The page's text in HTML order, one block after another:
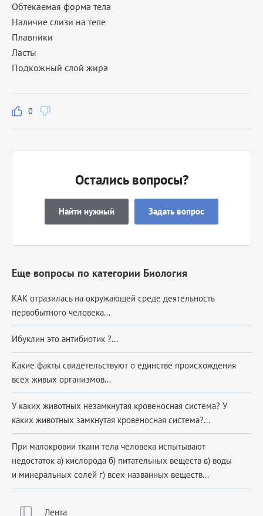
Лента
Обтекаемая форма тела
Наличие слизи на теле
Плавники
Ласты
Подкожный слой жира
0
Остались вопросы?
Найти нужный Задать вопрос
Еще вопросы по категории Биология
КАК отразилась на окружающей среде деятельность
первобытного человека...
Ибуклин это антибиотик ?...
Какие факты свидетельствуют о единстве происхождения
всех живых организмов...
У каких животных незамкнутая кровеносная система? У
каких животных замкнутая кровеносная система?...
При малокровии ткани тела человека испытывают
недостаток а) кислорода б) питательных веществ в) воды
и минеральных солей г) всех названных веществ...